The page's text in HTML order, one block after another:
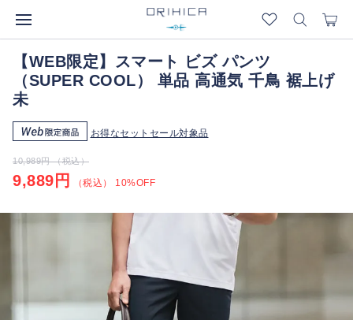
【WEB限定】スマート ビズ パンツ
（SUPER COOL） 単品 高通気 千鳥 裾上げ
未
お得なセットセール対象品
10,989円 （税込）
9,889円 （税込） 10%OFF